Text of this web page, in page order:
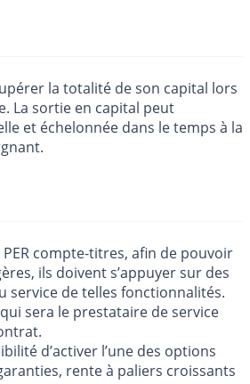
la totalité de son capital lors
La sortie en capital peut
et échelonnée dans le temps à la
compte-titres, afin de pouvoir
ils doivent s’appuyer sur des
service de telles fonctionnalités.
sera le prestataire de service
d’activer l’une des options
rente à paliers croissants